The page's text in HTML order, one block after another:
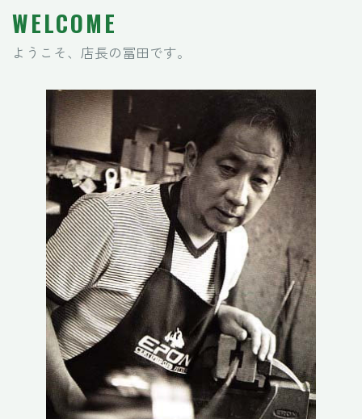
WELCOME
ようこそ、店長の冨田です。